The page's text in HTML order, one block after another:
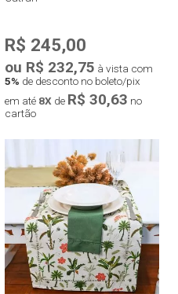
R$ 245,00
ou R$ 232,75 à vista com
5% de desconto no boleto/pix
em até 8X de R$ 30,63 no
cartão
Compra rápida